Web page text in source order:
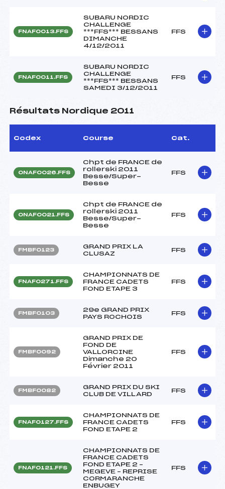
FNAF0013.FFS
SUBARU NORDIC
CHALLENGE
***FFS*** BESSANS
DIMANCHE
4/12/2011
FFS
FNAF0011.FFS
SUBARU NORDIC
CHALLENGE
***FFS*** BESSANS
SAMEDI 3/12/2011
FFS
Résultats Nordique 2011
Codex Course Cat.
ONAF0026.FFS
Chpt de FRANCE de
rollerski 2011
Besse/Super-
Besse
FFS
ONAF0021.FFS
Chpt de FRANCE de
rollerski 2011
Besse/Super-
Besse
FFS
FMBF0123
GRAND PRIX LA
CLUSAZ
FFS
FNAF0271.FFS
CHAMPIONNATS DE
FRANCE CADETS
FOND ETAPE 3
FFS
FMBF0103
29e GRAND PRIX
PAYS ROCHOIS
FFS
FMBF0092
GRAND PRIX DE
FOND DE
VALLORCINE
Dimanche 20
Février 2011
FFS
FMBF0082
GRAND PRIX DU SKI
CLUB DE VILLARD
FFS
FNAF0127.FFS
CHAMPIONNATS DE
FRANCE CADETS
FOND ETAPE 2
FFS
FNAF0121.FFS
CHAMPIONNATS DE
FRANCE CADETS
FOND ETAPE 2 –
MEGEVE – REPRISE
CORMARANCHE
ENBUGEY
FFS